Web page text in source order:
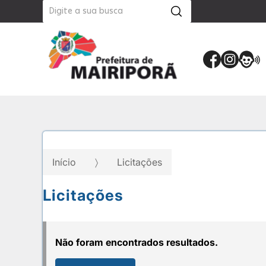
Início Licitações
Licitações
Não foram encontrados resultados.